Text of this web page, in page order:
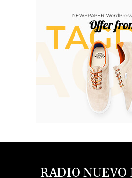
RADIO NUEVO